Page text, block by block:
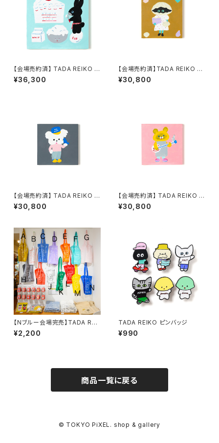
【会場売約済】 TADA REIKO 原
画１０ 「ピースオブケイク」
¥36,300
【会場売約済】TADA REIKO 原
画１７ 「NICENICE C HISTOR
Y！クラムちゃん」
¥30,800
【会場売約済】 TADA REIKO 原
画２０ 「NICENICE F NO WA
Rにきまっちょる 」
¥30,800
【会場売約済】 TADA REIKO 原
画２１ 「NICENICE G シングア
ロングごいっしょに」
¥30,800
【Nブルー会場完売】TADA REI
KO ゴールデンバターブックスト
ートバッグN
¥2,200
TADA REIKO ピンバッジ
¥990
商品一覧に戻る
© TOKYO PiXEL. shop & gallery